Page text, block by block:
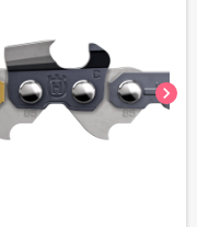
chevron_right